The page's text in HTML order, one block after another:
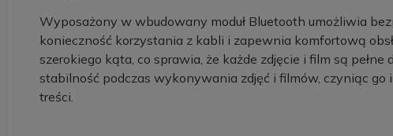
Wyposażony w wbudowany moduł Bluetooth umożliwia
konieczność korzystania z kabli i zapewnia komfortową
szerokiego kąta, co sprawia, że każde zdjęcie i film są
stabilność podczas wykonywania zdjęć i filmów, czyniąc
treści.